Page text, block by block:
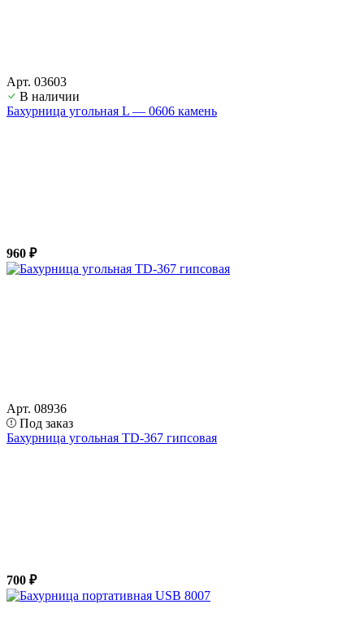
Арт. 03603
В наличии
Бахурница угольная L — 0606 камень
960 ₽
Арт. 08936
Под заказ
Бахурница угольная TD-367 гипсовая
700 ₽